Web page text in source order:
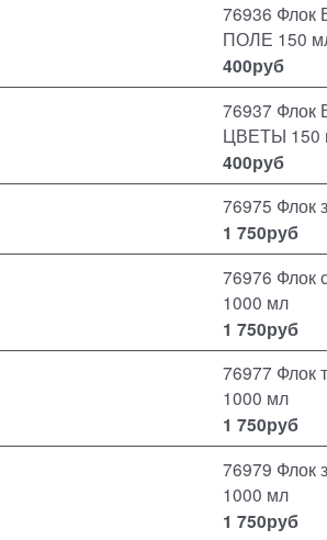
76936
ПОЛЕ 150
400руб
76937
ЦВЕТЫ 150
400руб
76975 Флок
1 750руб
76976 Флок
1000 мл
1 750руб
76977 Флок
1000 мл
1 750руб
76979 Флок
1000 мл
1 750руб